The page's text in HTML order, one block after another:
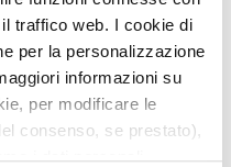
traffico web. I cookie di
per la personalizzazione
informazioni su
per modificare le
consenso, se prestato),
i dati personali –
tutto il giorno